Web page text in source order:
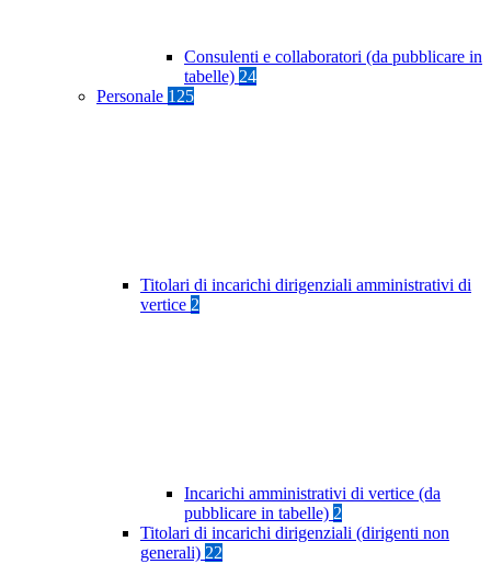
Consulenti e collaboratori (da pubblicare in
tabelle) 24
Personale 125
Titolari di incarichi dirigenziali amministrativi di
vertice 2
Incarichi amministrativi di vertice (da
pubblicare in tabelle) 2
Titolari di incarichi dirigenziali (dirigenti non
generali) 22